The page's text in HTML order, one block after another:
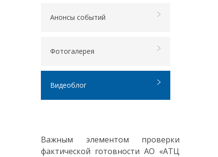
Анонсы событий
Фотогалерея
Видеоблог
Важным элементом проверки
фактической готовности АО «АТЦ